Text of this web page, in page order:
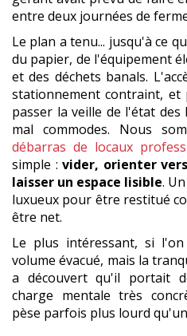
entre deux journées de
Le plan a tenu... jusqu'à ce
du papier, de l'équipement
et des déchets banals.
stationnement contraint, et
passer la veille de l'état
mal commodes. Nous
débarras de locaux
simple : vider, orienter
laisser un espace lisible.
luxueux pour être restitué
être net.
Le plus intéressant, si
volume évacué, mais la
a découvert qu'il portait
charge mentale très
pèse parfois plus lourd